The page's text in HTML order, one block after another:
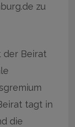
zu
der Beirat
tagt in
die